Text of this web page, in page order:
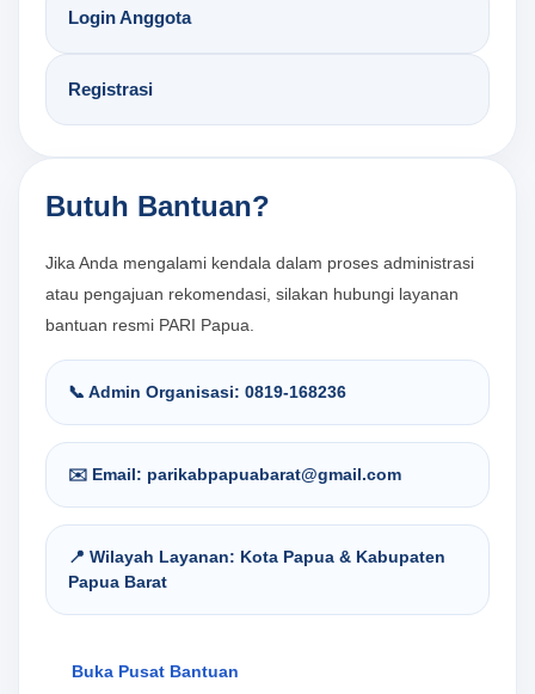
Login Anggota
Registrasi
Butuh Bantuan?
Jika Anda mengalami kendala dalam proses administrasi
atau pengajuan rekomendasi, silakan hubungi layanan
bantuan resmi PARI Papua.
📞 Admin Organisasi: 0819-168236
✉️ Email: parikabpapuabarat@gmail.com
📍 Wilayah Layanan: Kota Papua & Kabupaten
Papua Barat
Buka Pusat Bantuan
L
a